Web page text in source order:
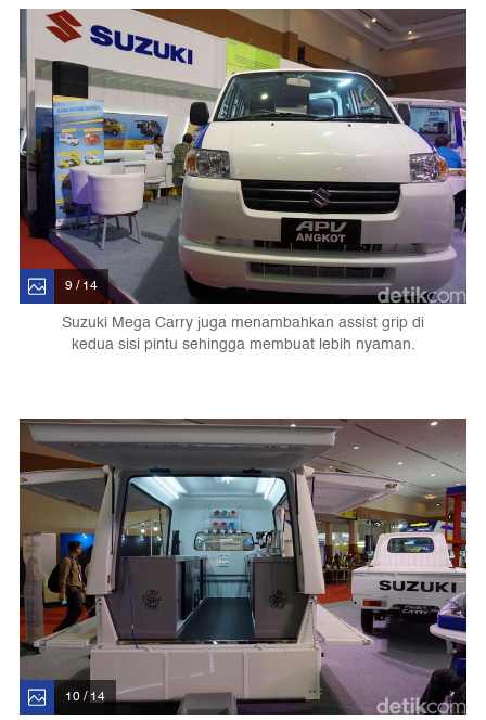
9 / 14
Suzuki Mega Carry juga menambahkan assist grip di
kedua sisi pintu sehingga membuat lebih nyaman.
10 / 14